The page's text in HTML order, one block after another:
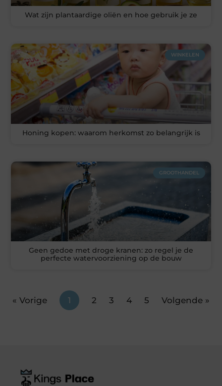
Wat zijn plantaardige oliën en hoe gebruik je ze
WINKELEN
Honing kopen: waarom herkomst zo belangrijk is
GROOTHANDEL
Geen gedoe met droge kranen: zo regel je de
perfecte watervoorziening op de bouw
« Vorige 1 2 3 4 5 Volgende »